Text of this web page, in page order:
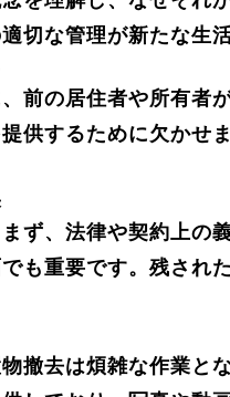
切な管理が新たな生
前の居住者や所有
供するために欠か
ず、法律や契約上
も重要です。残さ
撤去は煩雑な作業